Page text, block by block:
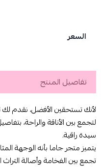
السعر
تفاصيل المنتج
لأنك تستحقين الأفضل، نقدم
لتجمع بين الأناقة والراحة،
سيدة راقية.
يتميز متجرجاما بأنه الوجهة
تجمع بين الفخامة وأصالة التراث